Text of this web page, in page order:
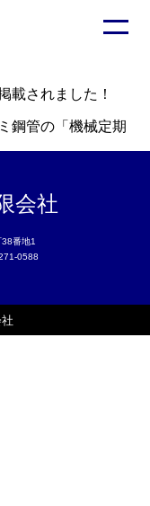
載されました！
鋼管の「機械定期
会社
番地1
0588